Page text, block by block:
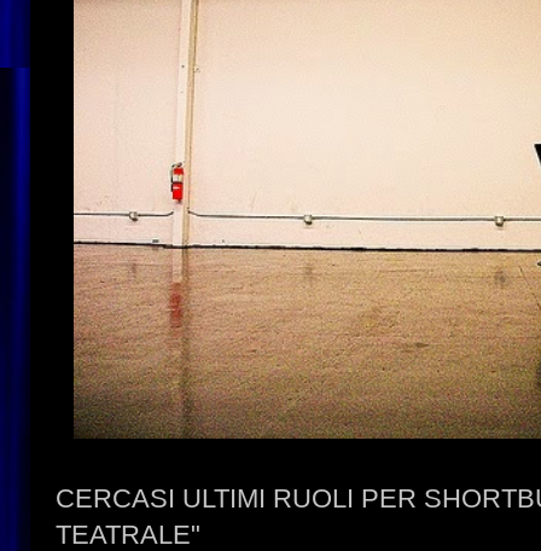
CERCASI ULTIMI RUOLI PER
TEATRALE"